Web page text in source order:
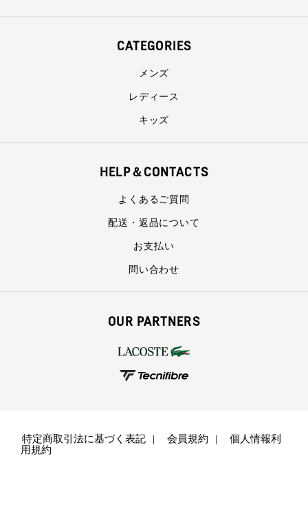
CATEGORIES
メンズ
レディース
キッズ
HELP＆CONTACTS
よくあるご質問
配送・返品について
お支払い
問い合わせ
OUR PARTNERS
特定商取引法に基づく表記 会員規約
個人情報利
用規約